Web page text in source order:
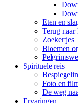
Eten en
Terug naar
Zoekertjes
Bloemen
Spirituele reis
Foto en
De weg
Ervaringen